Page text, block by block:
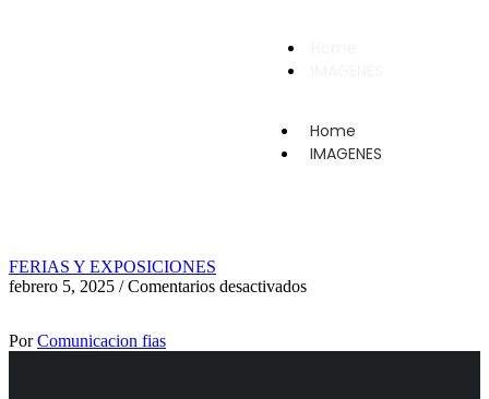
Home
IMAGENES
FERIAS Y EXPOSICIONES
febrero 5, 2025 / Comentarios desactivados
PorComunicacion fias